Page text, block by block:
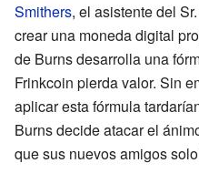
Smithers, el asistente del
crear una moneda digital
de Burns desarrolla una
Frinkcoin pierda valor. Sin
aplicar esta fórmula
Burns decide atacar el
que sus nuevos amigos